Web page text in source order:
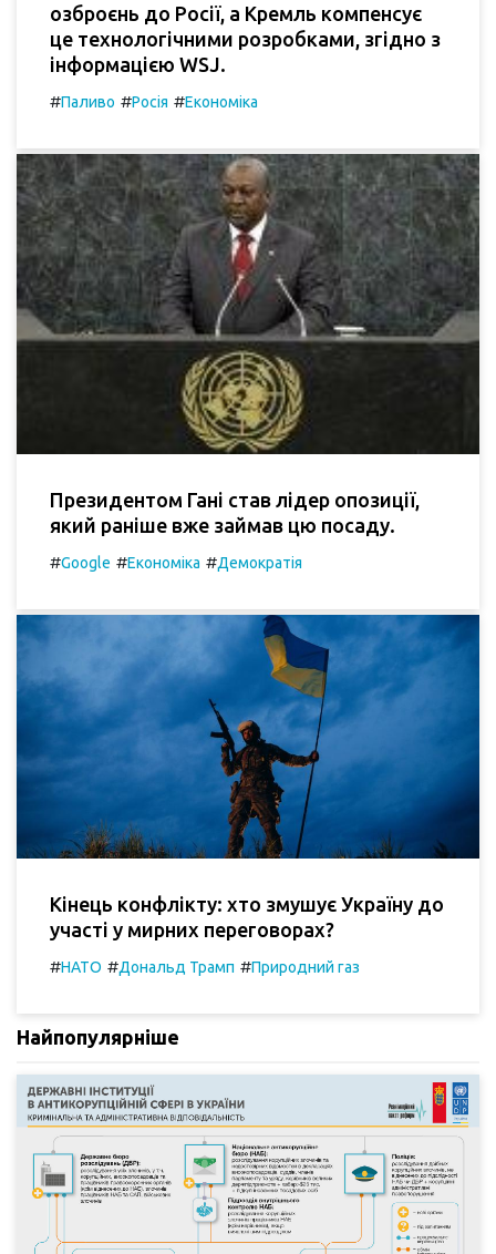
озброєнь до Росії, а Кремль компенсує
це технологічними розробками, згідно з
інформацією WSJ.
#Паливо #Росія #Економіка
Президентом Гані став лідер опозиції,
який раніше вже займав цю посаду.
#Google #Економіка #Демократія
Кінець конфлікту: хто змушує Україну до
участі у мирних переговорах?
#НАТО #Дональд Трамп #Природний газ
Найпопулярніше